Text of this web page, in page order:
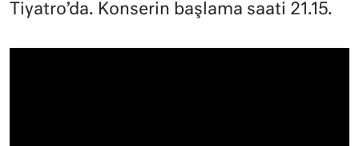
Tiyatro’da. Konserin başlama saati 21.15.